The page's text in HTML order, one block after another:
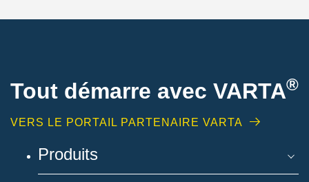
Tout démarre avec VARTA®
VERS LE PORTAIL PARTENAIRE VARTA
Produits